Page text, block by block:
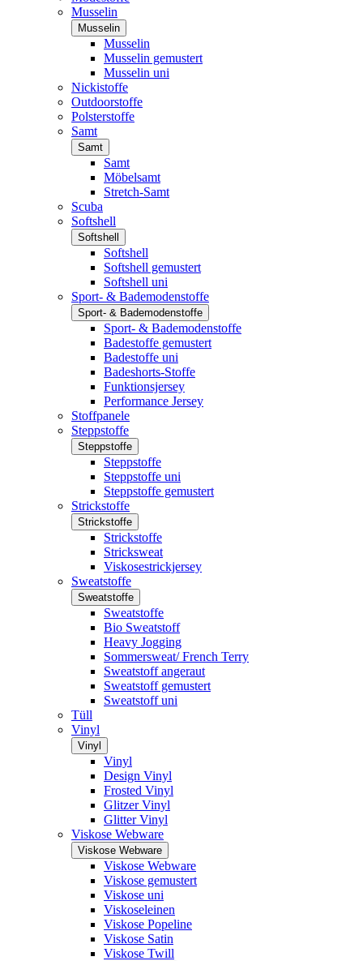
Musselin
Musselin
Musselin
Musselin gemustert
Musselin uni
Nickistoffe
Outdoorstoffe
Polsterstoffe
Samt
Samt
Samt
Möbelsamt
Stretch-Samt
Scuba
Softshell
Softshell
Softshell
Softshell gemustert
Softshell uni
Sport- & Bademodenstoffe
Sport- & Bademodenstoffe
Sport- & Bademodenstoffe
Badestoffe gemustert
Badestoffe uni
Badeshorts-Stoffe
Funktionsjersey
Performance Jersey
Stoffpanele
Steppstoffe
Steppstoffe
Steppstoffe
Steppstoffe uni
Steppstoffe gemustert
Strickstoffe
Strickstoffe
Strickstoffe
Stricksweat
Viskosestrickjersey
Sweatstoffe
Sweatstoffe
Sweatstoffe
Bio Sweatstoff
Heavy Jogging
Sommersweat/ French Terry
Sweatstoff angeraut
Sweatstoff gemustert
Sweatstoff uni
Tüll
Vinyl
Vinyl
Vinyl
Design Vinyl
Frosted Vinyl
Glitzer Vinyl
Glitter Vinyl
Viskose Webware
Viskose Webware
Viskose Webware
Viskose gemustert
Viskose uni
Viskoseleinen
Viskose Popeline
Viskose Satin
Viskose Twill